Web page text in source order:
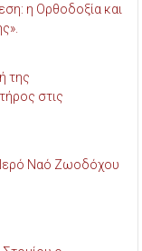
η Ορθοδοξία και
της
στις
Ναό Ζωοδόχου